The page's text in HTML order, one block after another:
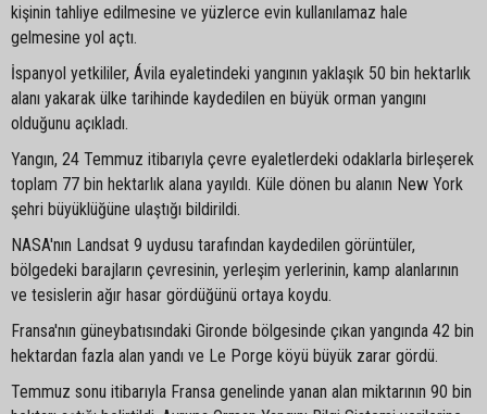
kişinin tahliye edilmesine ve yüzlerce evin kullanılamaz hale
gelmesine yol açtı.
İspanyol yetkililer, Ávila eyaletindeki yangının yaklaşık 50 bin hektarlık
alanı yakarak ülke tarihinde kaydedilen en büyük orman yangını
olduğunu açıkladı.
Yangın, 24 Temmuz itibarıyla çevre eyaletlerdeki odaklarla birleşerek
toplam 77 bin hektarlık alana yayıldı. Küle dönen bu alanın New York
şehri büyüklüğüne ulaştığı bildirildi.
NASA'nın Landsat 9 uydusu tarafından kaydedilen görüntüler,
bölgedeki barajların çevresinin, yerleşim yerlerinin, kamp alanlarının
ve tesislerin ağır hasar gördüğünü ortaya koydu.
Fransa'nın güneybatısındaki Gironde bölgesinde çıkan yangında 42 bin
hektardan fazla alan yandı ve Le Porge köyü büyük zarar gördü.
Temmuz sonu itibarıyla Fransa genelinde yanan alan miktarının 90 bin